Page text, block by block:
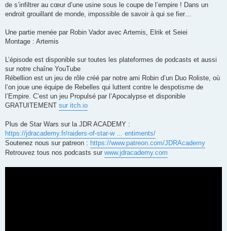
de s’infiltrer au cœur d’une usine sous le coupe de l’empire ! Dans un
endroit grouillant de monde, impossible de savoir à qui se fier…
Une partie menée par Robin Vador avec Artemis, Elrik et Seiei
Montage : Artemis
L’épisode est disponible sur toutes les plateformes de podcasts et aussi
sur notre chaîne YouTube
Rébellion est un jeu de rôle créé par notre ami Robin d’un Duo Roliste, où
l’on joue une équipe de Rebelles qui luttent contre le despotisme de
l’Empire. C’est un jeu Propulsé par l’Apocalypse et disponible
GRATUITEMENT sur itch.io
Plus de Star Wars sur la JDR ACADEMY :
https://jdracademy.fr/raiders-of-star-w ... entiments/
Soutenez nous sur patreon : https://www.patreon.com/JDRAcademy
Retrouvez tous nos podcasts sur www.jdracademy.com